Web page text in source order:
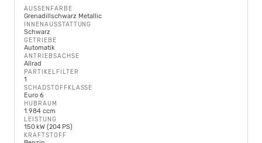
AUSSENFARBE
Grenadillschwarz Metallic
INNENAUSSTATTUNG
Schwarz
GETRIEBE
Automatik
ANTRIEBSACHSE
Allrad
PARTIKELFILTER
1
SCHADSTOFFKLASSE
Euro 6
HUBRAUM
1.984 ccm
LEISTUNG
150 kW (204 PS)
KRAFTSTOFF